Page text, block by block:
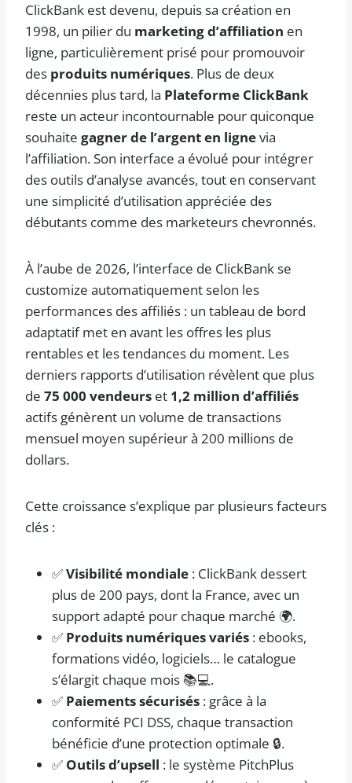
ClickBank est devenu, depuis sa création en
1998, un pilier du marketing d’affiliation en
ligne, particulièrement prisé pour promouvoir
des produits numériques. Plus de deux
décennies plus tard, la Plateforme ClickBank
reste un acteur incontournable pour quiconque
souhaite gagner de l’argent en lignevia
l’affiliation. Son interface a évolué pour intégrer
des outils d’analyse avancés, tout en conservant
une simplicité d’utilisation appréciée des
débutants comme des marketeurs chevronnés.
À l’aube de 2026, l’interface de ClickBank se
customize automatiquement selon les
performances des affiliés : un tableau de bord
adaptatif met en avant les offres les plus
rentables et les tendances du moment. Les
derniers rapports d’utilisation révèlent que plus
de 75 000 vendeurs et 1,2 million d’affiliés
actifs génèrent un volume de transactions
mensuel moyen supérieur à 200 millions de
dollars.
Cette croissance s’explique par plusieurs facteurs
clés :
✅Visibilité mondiale : ClickBank dessert
plus de 200 pays, dont la France, avec un
support adapté pour chaque marché 🌍.
✅ Produits numériques variés : ebooks,
formations vidéo, logiciels… le catalogue
s’élargit chaque mois 📚💻.
✅ Paiements sécurisés : grâce à la
conformité PCI DSS, chaque transaction
bénéficie d’une protection optimale 🔒.
✅ Outils d’upsell : le système PitchPlus